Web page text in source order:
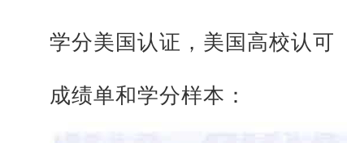
学分美国认证，美国高校认可
成绩单和学分样本：